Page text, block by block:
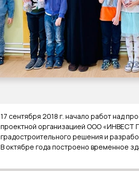
17 сентября 2018 г. начало работ над
проектной организацией ООО «ИНВЕСТ
градостроительного решения и
В октябре года построено временное